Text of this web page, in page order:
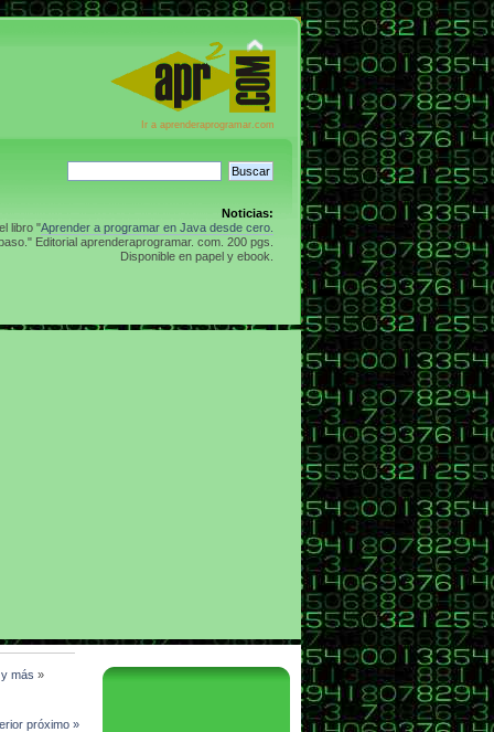
Ir a aprenderaprogramar.com
Noticias:
libro "Aprender a programar en Java desde cero.
Editorial aprenderaprogramar. com. 200 pgs.
Disponible en papel y ebook.
más »
próximo »